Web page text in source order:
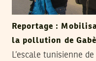
Reportage :
la pollution de
L’escale tunisienne